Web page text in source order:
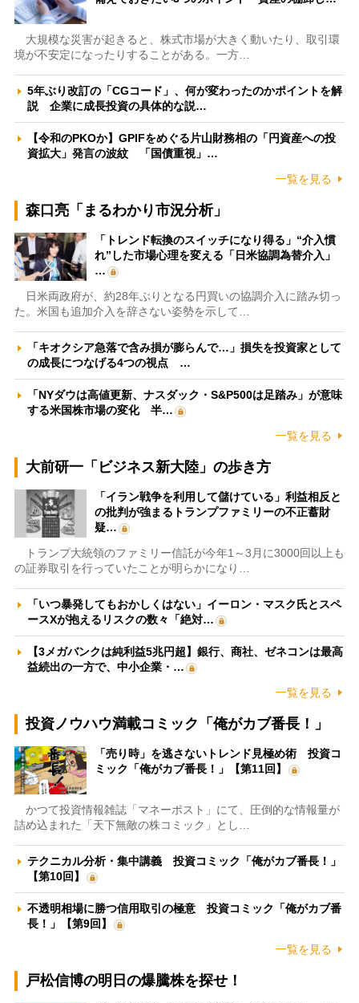
大規模な災害が起きると、株式市場が大きく動いたり、取引環
境が不安定になったりすることがある。一方…
5年ぶり改訂の「CGコード」、何が変わったのかポイントを解
説 企業に成長投資の具体的な説…
【令和のPKOか】GPIFをめぐる片山財務相の「円資産への投
資拡大」発言の波紋 「国債重視」…
一覧を見る
森口亮「まるわかり市況分析」
「トレンド転換のスイッチになり得る」“介入慣
れ”した市場心理を変える「日米協調為替介入」
…
日米両政府が、約28年ぶりとなる円買いの協調介入に踏み切っ
た。米国も追加介入を辞さない姿勢を示して…
「キオクシア急落で含み損が膨らんで…」損失を投資家として
の成長につなげる4つの視点 …
「NYダウは高値更新、ナスダック・S&P500は足踏み」が意味
する米国株市場の変化 半…
一覧を見る
大前研一「ビジネス新大陸」の歩き方
「イラン戦争を利用して儲けている」利益相反と
の批判が強まるトランプファミリーの不正蓄財
疑…
トランプ大統領のファミリー信託が今年1～3月に3000回以上も
の証券取引を行っていたことが明らかになり…
「いつ暴発してもおかしくはない」イーロン・マスク氏とスペ
ースXが抱えるリスクの数々「絶対…
【3メガバンクは純利益5兆円超】銀行、商社、ゼネコンは最高
益続出の一方で、中小企業・…
一覧を見る
投資ノウハウ満載コミック「俺がカブ番長！」
「売り時」を逃さないトレンド見極め術 投資コ
ミック「俺がカブ番長！」【第11回】
かつて投資情報雑誌「マネーポスト」にて、圧倒的な情報量が
詰め込まれた「天下無敵の株コミック」とし…
テクニカル分析・集中講義 投資コミック「俺がカブ番長！」
【第10回】
不透明相場に勝つ信用取引の極意 投資コミック「俺がカブ番
長！」【第9回】
一覧を見る
戸松信博の明日の爆騰株を探せ！